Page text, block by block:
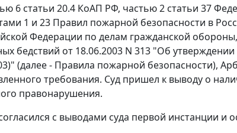
6 статьи 20.4 КоАП РФ, частью 2 статьи 37
1 и 23 Правил пожарной безопасности в
Федерации по делам гражданской
бедствий от 18.06.2003 N 313 "Об
(далее - Правила пожарной безопасности),
требования. Суд пришел к выводу о
правонарушения.
с выводами суда первой инстанции и